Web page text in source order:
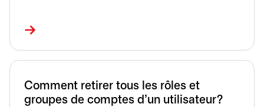
Comment retirer tous les rôles et
groupes de comptes d’un utilisateur?